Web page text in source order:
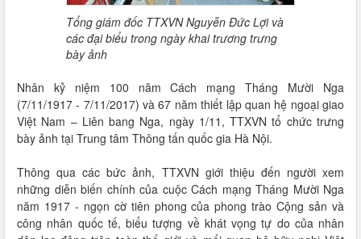
Tổng giám đốc TTXVN Nguyễn Đức Lợi và
các đại biểu trong ngày khai trương trưng
bày ảnh
Nhân kỷ niệm 100 năm Cách mạng Tháng Mười Nga
(7/11/1917 - 7/11/2017) và 67 năm thiết lập quan hệ ngoại giao
Việt Nam – Liên bang Nga, ngày 1/11, TTXVN tổ chức trưng
bày ảnh tại Trung tâm Thông tấn quốc gia Hà Nội.
Thông qua các bức ảnh, TTXVN giới thiệu đến người xem
những diễn biến chính của cuộc Cách mạng Tháng Mười Nga
năm 1917 - ngọn cờ tiên phong của phong trào Cộng sản và
công nhân quốc tế, biểu tượng về khát vọng tự do của nhân